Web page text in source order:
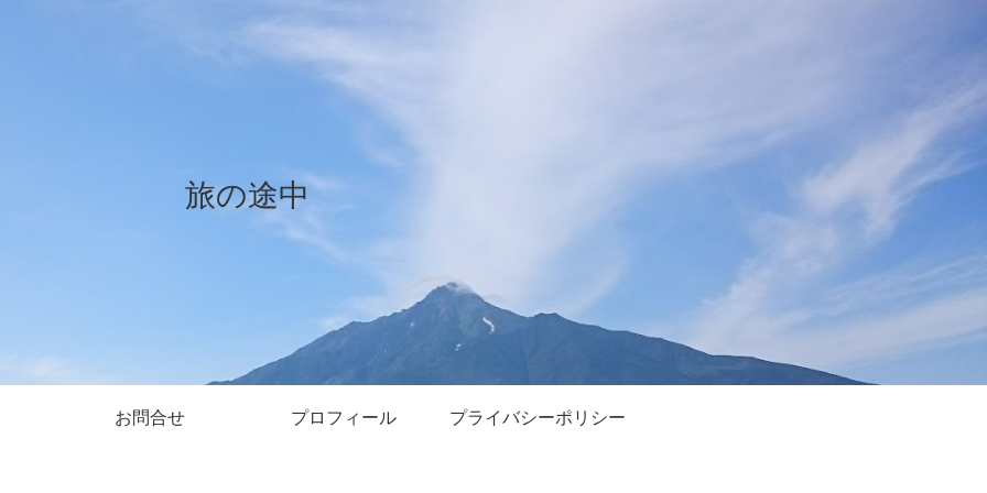
旅の途中
お問合せ プロフィール プライバシーポリシー